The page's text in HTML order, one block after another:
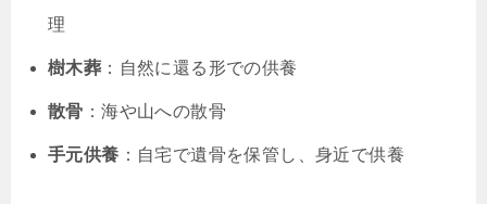
理
樹木葬 ：自然に還る形での供養
散骨 ：海や山への散骨
手元供養 ：自宅で遺骨を保管し、身近で供養